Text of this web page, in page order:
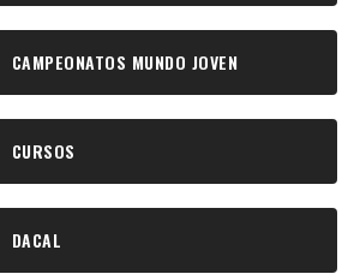
CAMPEONATOS MUNDO JOVEN
CURSOS
DACAL